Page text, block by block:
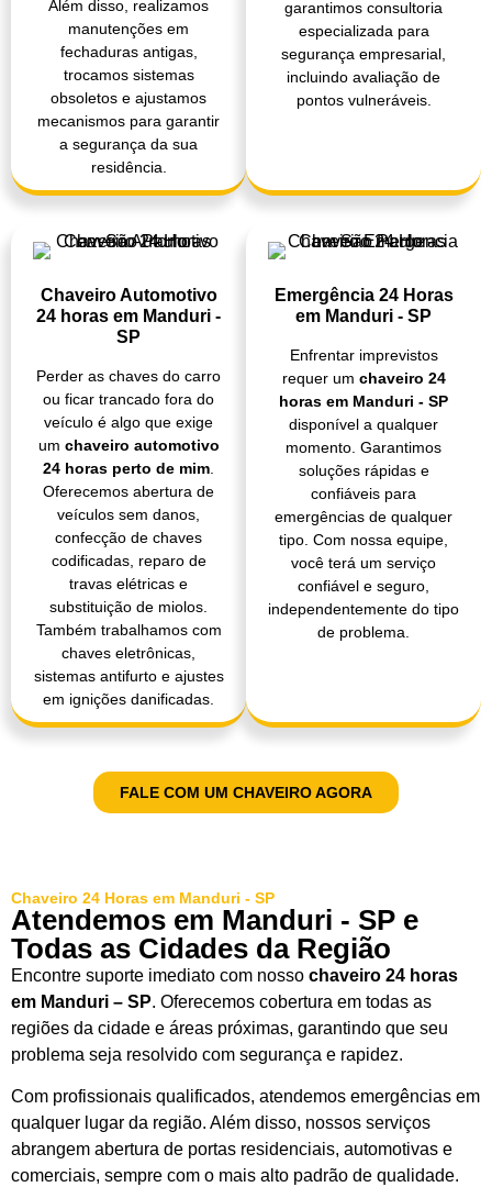
Além disso, realizamos
manutenções em
fechaduras antigas,
trocamos sistemas
obsoletos e ajustamos
mecanismos para garantir
a segurança da sua
residência.
garantimos consultoria
especializada para
segurança empresarial,
incluindo avaliação de
pontos vulneráveis.
Chaveiro Automotivo
24 horas em Manduri -
SP
Perder as chaves do carro
ou ficar trancado fora do
veículo é algo que exige
um chaveiro automotivo
24 horas perto de mim
Oferecemos abertura de
veículos sem danos,
confecção de chaves
codificadas, reparo de
travas elétricas e
substituição de miolos.
Também trabalhamos com
chaves eletrônicas,
sistemas antifurto e ajustes
em ignições danificadas.
Emergência 24 Horas
em Manduri - SP
Enfrentar imprevistos
requer um chaveiro 24
horas em Manduri - SP
disponível a qualquer
momento. Garantimos
soluções rápidas e
confiáveis para
emergências de qualquer
tipo. Com nossa equipe,
você terá um serviço
confiável e seguro,
independentemente do tipo
de problema.
FALE COM UM CHAVEIRO AGORA
Chaveiro 24 Horas em Manduri - SP
Atendemos em Manduri - SP e
Todas as Cidades da Região
Encontre suporte imediato com nosso chaveiro 24 horas
em Manduri – SP. Oferecemos cobertura em todas as
regiões da cidade e áreas próximas, garantindo que seu
problema seja resolvido com segurança e rapidez.
Com profissionais qualificados, atendemos emergências em
qualquer lugar da região. Além disso, nossos serviços
abrangem abertura de portas residenciais, automotivas e
comerciais, sempre com o mais alto padrão de qualidade.